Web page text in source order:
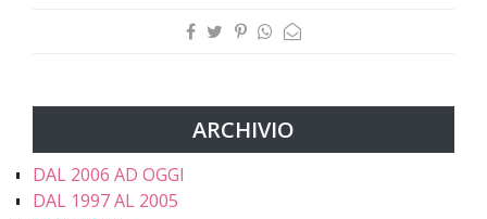
ARCHIVIO
DAL 2006 AD OGGI
DAL 1997 AL 2005